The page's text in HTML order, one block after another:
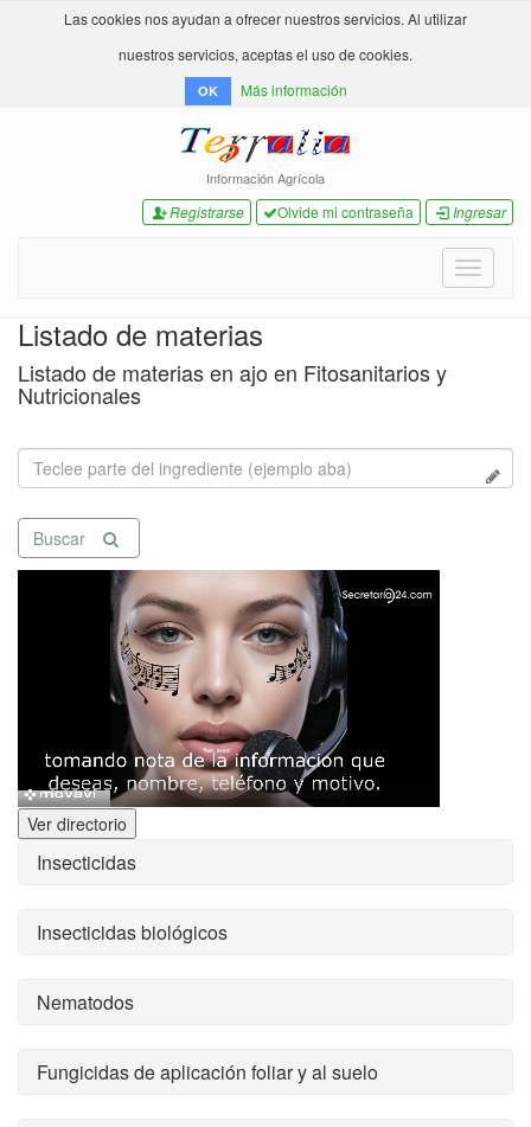
Las cookies nos ayudan a ofrecer nuestros servicios. Al utilizar
nuestros servicios, aceptas el uso de cookies.
OK Más información
Información Agrícola
Registrarse Olvide mi contraseña Ingresar
Toggle
Listado de materias
Listado de materias en ajo en Fitosanitarios y
Nutricionales
Buscar
Ver directorio
Insecticidas
Insecticidas biológicos
Nematodos
Fungicidas de aplicación foliar y al suelo